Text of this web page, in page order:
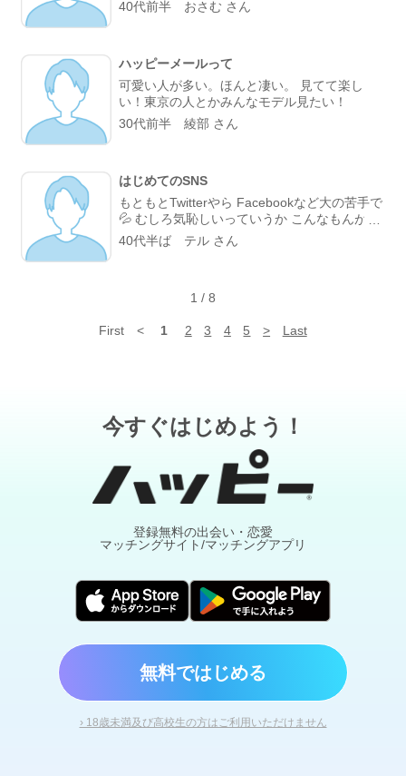
40代前半 おさむ さん
ハッピーメールって
可愛い人が多い。ほんと凄い。 見てて楽し
い！東京の人とかみんなモデル見たい！
30代前半 綾部 さん
はじめてのSNS
もともとTwitterやら Facebookなど大の苦手で
💦 むしろ気恥しいっていうか こんなもんが世
界に 発信したいことなんかあるわけなく そこ
までして繋がりなんか 求めてもなかったけど
ろな(笑) 斜め上からみてた出会い系サイト と
利用すれば こんなに楽しい場所はないな がん
40代半ば テル さん
1 / 8
First < 1 2 3 4 5 > Last
今すぐはじめよう！
登録無料の出会い・恋愛
マッチングサイト/マッチングアプリ
無料ではじめる
› 18歳未満及び高校生の方はご利用いただけません